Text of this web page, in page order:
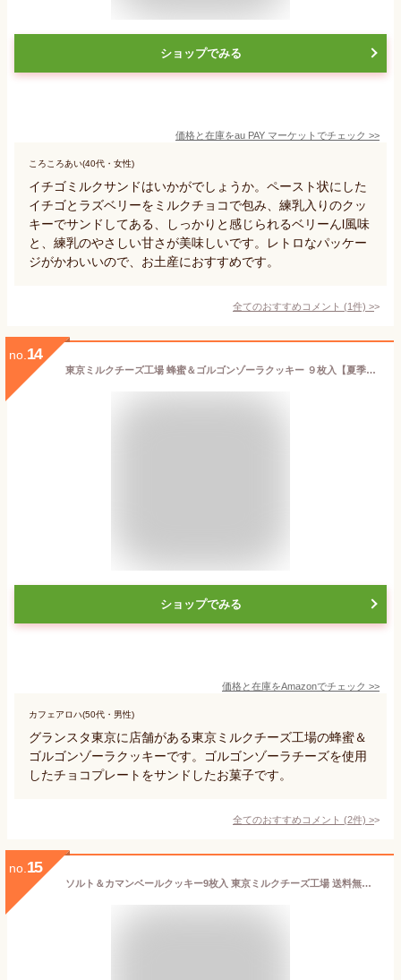
ショップでみる
価格と在庫をau PAY マーケット でチェック >>
ころころあい(40代・女性)
イチゴミルクサンドはいかがでしょうか。ペースト状にした
イチゴとラズベリーをミルクチョコで包み、練乳入りのクッ
キーでサンドしてある、しっかりと感じられるベリーんl風味
と、練乳のやさしい甘さが美味しいです。レトロなパッケー
ジがかわいいので、お土産におすすめです。
全てのおすすめコメント (1件) >
no. 14
東京ミルクチーズ工場 蜂蜜＆ゴルゴンゾーラクッキー ９枚入【夏季4月〜9月はクール便配送です】
ショップでみる
価格と在庫をAmazonでチェック >>
カフェアロハ(50代・男性)
グランスタ東京に店舗がある東京ミルクチーズ工場の蜂蜜＆
ゴルゴンゾーラクッキーです。ゴルゴンゾーラチーズを使用
したチョコプレートをサンドしたお菓子です。
全てのおすすめコメント (2件) >
no. 15
ソルト＆カマンベールクッキー9枚入 東京ミルクチーズ工場 送料無料 お菓子 ギフト 個包装 クッキー チーズ 焼き菓子 洋菓子 プレゼント 内祝い お返し お祝い お礼 職場 菓子折り 東京 お土産 手土産 シュクレイ バレンタイン